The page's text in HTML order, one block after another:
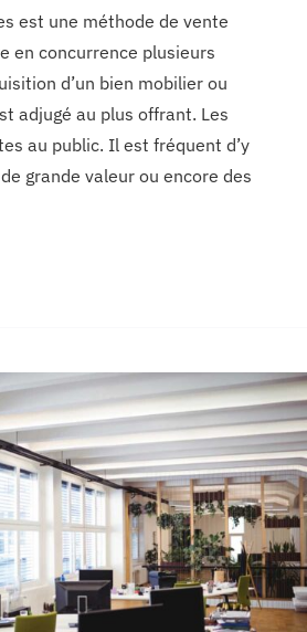
est une méthode de vente
en concurrence plusieurs
d’un bien mobilier ou
adjugé au plus offrant. Les
au public. Il est fréquent d’y
grande valeur ou encore des